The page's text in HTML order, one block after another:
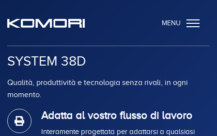
MENU
SYSTEM 38D
Qualità, produttività e tecnologia senza rivali, in ogni
momento.
Adatta al vostro flusso di lavoro
Interamente progettata per adattarsi a qualsiasi